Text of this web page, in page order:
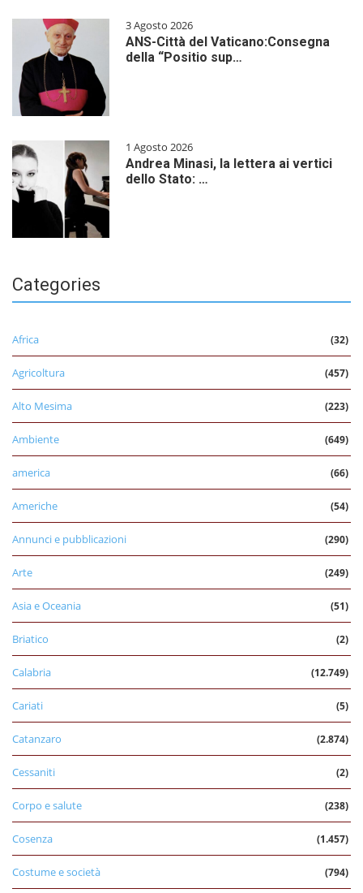
3 Agosto 2026
ANS-Città del Vaticano:Consegna
della “Positio sup…
1 Agosto 2026
Andrea Minasi, la lettera ai vertici
dello Stato: …
Categories
Africa (32)
Agricoltura (457)
Alto Mesima (223)
Ambiente (649)
america (66)
Americhe (54)
Annunci e pubblicazioni (290)
Arte (249)
Asia e Oceania (51)
Briatico (2)
Calabria (12.749)
Cariati (5)
Catanzaro (2.874)
Cessaniti (2)
Corpo e salute (238)
Cosenza (1.457)
Costume e società (794)